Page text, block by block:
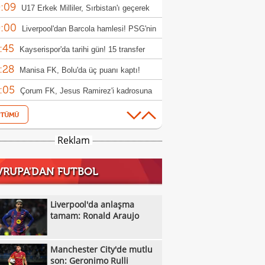
U17 Erkek Milliler, Sırbistan'ı geçerek
yükseldi!Liverpool'dan Barcola hamlesi! PSG'nin
dudak uçuklattı
Kayserispor'da tarihi gün! 15 transfer
Manisa FK, Bolu'da üç puanı kaptı!
Çorum FK, Jesus Ramirez'i kadrosuna
Fisnik Asllani'nin Leipzig'e transferi son
iptal oldu!
Erzurumspor, Ebosele ile anlaştı!
Fenerbahçe'ye müjdeli haber: Romelu
Manchester City'de mutlu son: Geronimo
Kıvanç Taşyaran ve Buğra Ünal, Avrupa
finale yükseldi
Altay, Tuna Üzümcü ile topbaşı yaptı
Reklam
FUTBOL
Liverpool'da anlaşma
tamam: Ronald Araujo
Manchester City'de mutlu
son: Geronimo Rulli